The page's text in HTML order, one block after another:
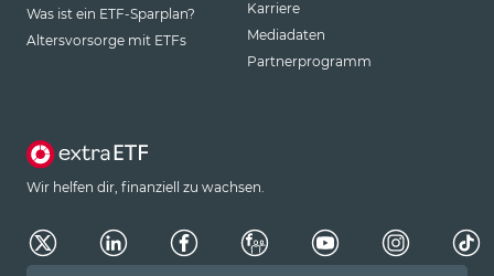
Was ist ein ETF-Sparplan?
Altersvorsorge mit ETFs
Karriere
Mediadaten
Partnerprogramm
Wir helfen dir, finanziell zu wachsen.